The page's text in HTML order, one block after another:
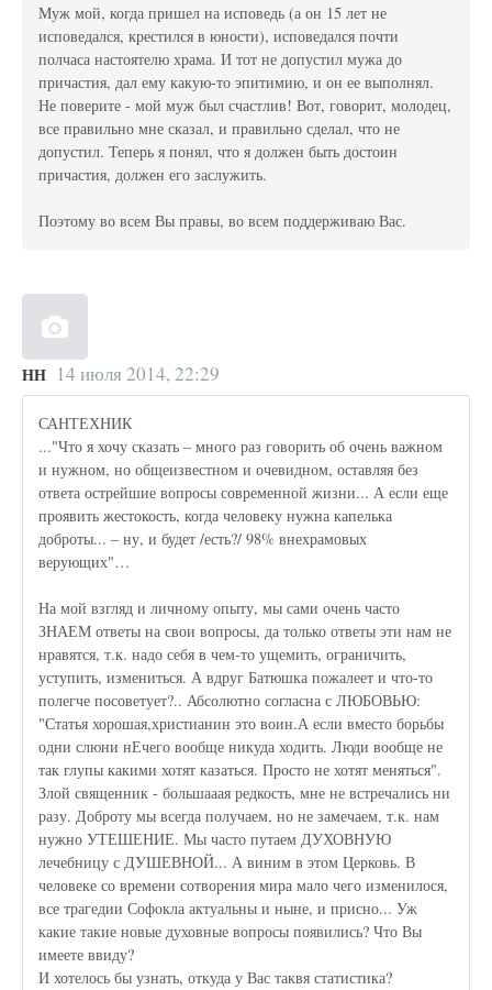
Муж мой, когда пришел на исповедь (а он 15 лет не
исповедался, крестился в юности), исповедался почти
полчаса настоятелю храма. И тот не допустил мужа до
причастия, дал ему какую-то эпитимию, и он ее выполнял.
Не поверите - мой муж был счастлив! Вот, говорит, молодец,
все правильно мне сказал, и правильно сделал, что не
допустил. Теперь я понял, что я должен быть достоин
причастия, должен его заслужить.
Поэтому во всем Вы правы, во всем поддерживаю Вас.
НН 14 июля 2014, 22:29
САНТЕХНИК
..."Что я хочу сказать – много раз говорить об очень важном
и нужном, но общеизвестном и очевидном, оставляя без
ответа острейшие вопросы современной жизни... А если еще
проявить жестокость, когда человеку нужна капелька
доброты... – ну, и будет /есть?/ 98% внехрамовых
верующих"…
На мой взгляд и личному опыту, мы сами очень часто
ЗНАЕМ ответы на свои вопросы, да только ответы эти нам не
нравятся, т.к. надо себя в чем-то ущемить, ограничить,
уступить, измениться. А вдруг Батюшка пожалеет и что-то
полегче посоветует?.. Абсолютно согласна с ЛЮБОВЬЮ:
"Статья хорошая,христианин это воин.А если вместо борьбы
одни слюни нЕчего вообще никуда ходить. Люди вообще не
так глупы какими хотят казаться. Просто не хотят меняться".
Злой священник - большааая редкость, мне не встречались ни
разу. Доброту мы всегда получаем, но не замечаем, т.к. нам
нужно УТЕШЕНИЕ. Мы часто путаем ДУХОВНУЮ
лечебницу с ДУШЕВНОЙ... А виним в этом Церковь. В
человеке со времени сотворения мира мало чего изменилося,
все трагедии Софокла актуальны и ныне, и присно... Уж
какие такие новые духовные вопросы появились? Что Вы
имеете ввиду?
И хотелось бы узнать, откуда у Вас таквя статистика?